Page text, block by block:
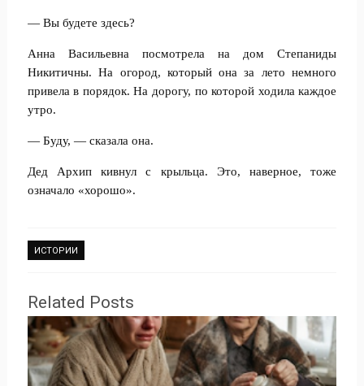
— Вы будете здесь?
Анна Васильевна посмотрела на дом Степаниды
Никитичны. На огород, который она за лето немного
привела в порядок. На дорогу, по которой ходила каждое
утро.
— Буду, — сказала она.
Дед Архип кивнул с крыльца. Это, наверное, тоже
означало «хорошо».
ИСТОРИИ
Related Posts